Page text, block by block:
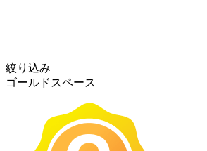
絞り込み
ゴールドスペース